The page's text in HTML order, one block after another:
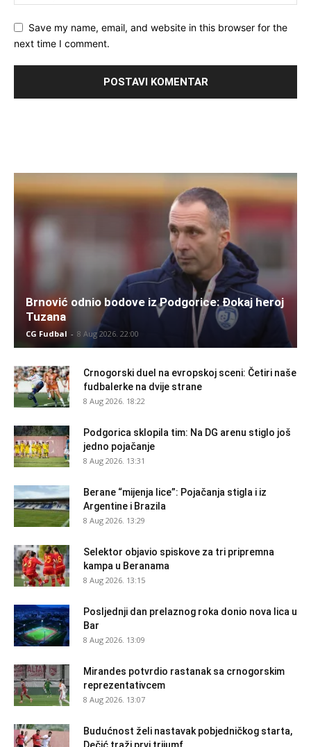
Save my name, email, and website in this browser for the
next time I comment.
Brnović odnio bodove iz Podgorice: Đokaj heroj
Tuzana
CG Fudbal - 8 Aug 2026. 22:00
Crnogorski duel na evropskoj sceni: Četiri naše
fudbalerke na dvije strane
8 Aug 2026. 18:22
Podgorica sklopila tim: Na DG arenu stiglo još
jedno pojačanje
8 Aug 2026. 13:31
Berane “mijenja lice”: Pojačanja stigla i iz
Argentine i Brazila
8 Aug 2026. 13:29
Selektor objavio spiskove za tri pripremna
kampa u Beranama
8 Aug 2026. 13:15
Posljednji dan prelaznog roka donio nova lica u
Bar
8 Aug 2026. 13:09
Mirandes potvrdio rastanak sa crnogorskim
reprezentativcem
8 Aug 2026. 13:07
Budućnost želi nastavak pobjedničkog starta,